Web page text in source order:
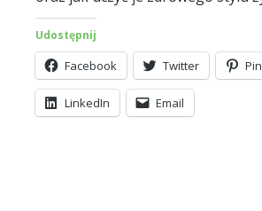
Udostępnij
Facebook Twitter
LinkedIn Email